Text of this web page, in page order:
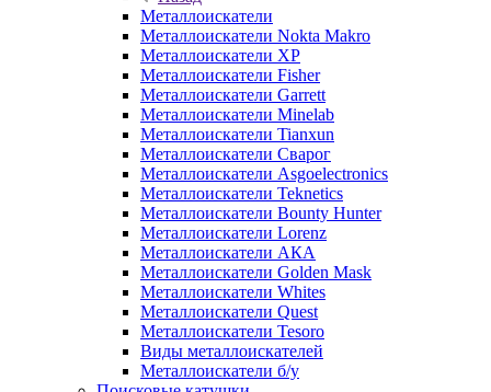
Металлоискатели
Металлоискатели Nokta Makro
Металлоискатели XP
Металлоискатели Fisher
Металлоискатели Garrett
Металлоискатели Minelab
Металлоискатели Tianxun
Металлоискатели Сварог
Металлоискатели Asgoelectronics
Металлоискатели Teknetics
Металлоискатели Bounty Hunter
Металлоискатели Lorenz
Металлоискатели АКА
Металлоискатели Golden Mask
Металлоискатели Whites
Металлоискатели Quest
Металлоискатели Tesoro
Виды металлоискателей
Металлоискатели б/у